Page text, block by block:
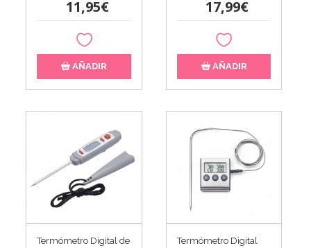
11,95€
AÑADIR
17,99€
AÑADIR
Termómetro Digital de
Termómetro Digital